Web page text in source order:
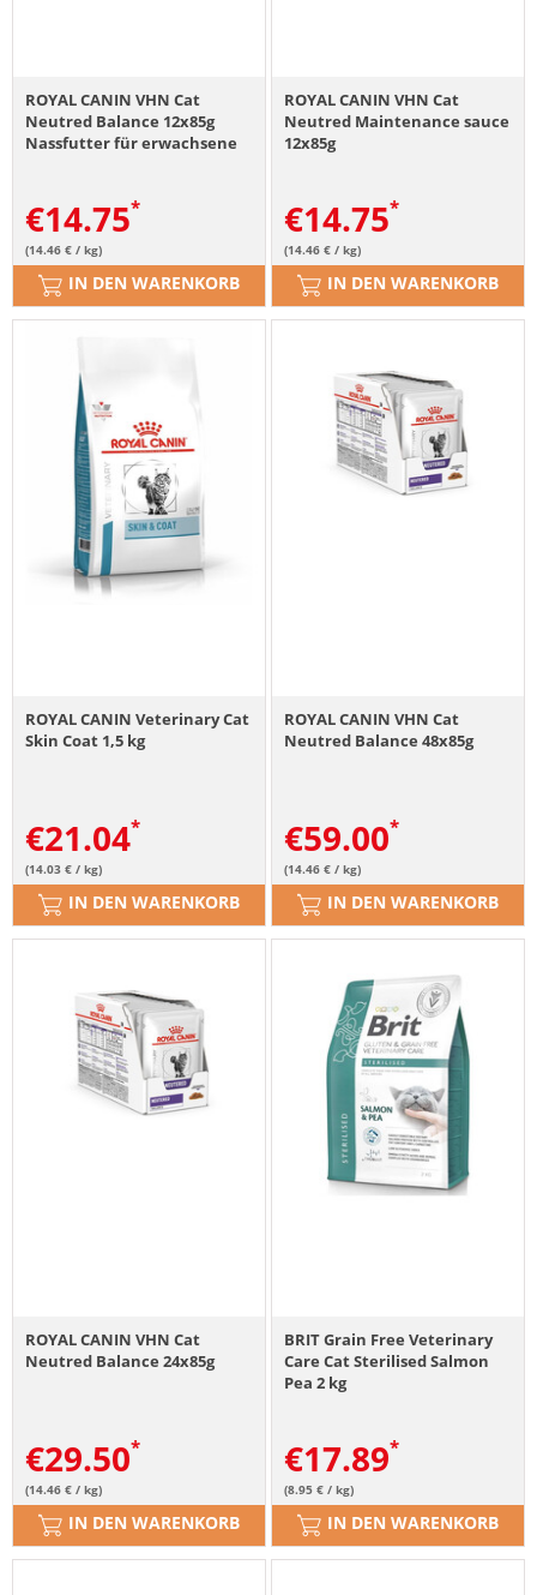
ROYAL CANIN VHN Cat
Neutred Balance 12x85g
Nassfutter für erwachsene
Sterilisation bis zum Alter
von 7 Jahren
€14.75
(14.46 € / kg)
IN DEN WARENKORB
ROYAL CANIN VHN Cat
Neutred Maintenance sauce
12x85g
€14.75
(14.46 € / kg)
IN DEN WARENKORB
ROYAL CANIN Veterinary Cat
Skin Coat 1,5 kg
€21.04
(14.03 € / kg)
IN DEN WARENKORB
ROYAL CANIN VHN Cat
Neutred Balance 48x85g
€59.00
(14.46 € / kg)
IN DEN WARENKORB
ROYAL CANIN VHN Cat
Neutred Balance 24x85g
€29.50
(14.46 € / kg)
IN DEN WARENKORB
BRIT Grain Free Veterinary
Care Cat Sterilised Salmon
Pea 2 kg
€17.89
(8.95 € / kg)
IN DEN WARENKORB